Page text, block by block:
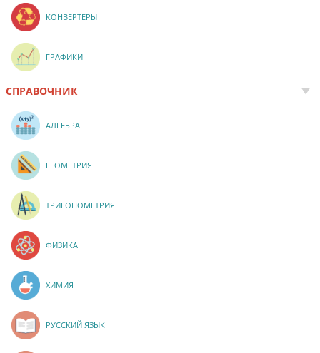
КОНВЕРТЕРЫ
ГРАФИКИ
СПРАВОЧНИК
АЛГЕБРА
ГЕОМЕТРИЯ
ТРИГОНОМЕТРИЯ
ФИЗИКА
ХИМИЯ
РУССКИЙ ЯЗЫК